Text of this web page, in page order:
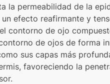
la permeabilidad de la
efecto reafirmante y
contorno de ojo
de ojos de forma
sus capas más
favoreciendo la